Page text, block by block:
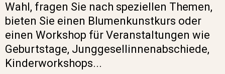
Wahl, fragen Sie nach speziellen Themen,
bieten Sie einen Blumenkunstkurs oder
einen Workshop für Veranstaltungen wie
Geburtstage, Junggesellinnenabschiede,
Kinderworkshops...